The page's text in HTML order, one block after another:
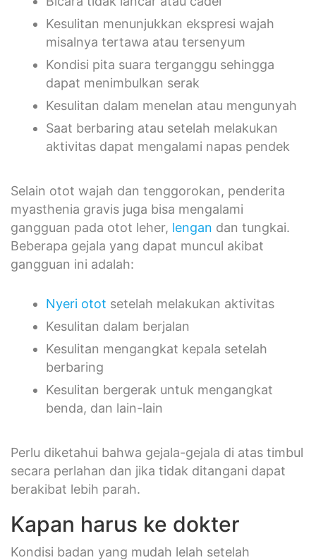
Kesulitan menunjukkan ekspresi wajah
misalnya tertawa atau tersenyum
Kondisi pita suara terganggu sehingga
dapat menimbulkan serak
Kesulitan dalam menelan atau mengunyah
Saat berbaring atau setelah melakukan
aktivitas dapat mengalami napas pendek
Selain otot wajah dan tenggorokan, penderita
myasthenia gravis juga bisa mengalami
gangguan pada otot leher, lengan dan tungkai.
Beberapa gejala yang dapat muncul akibat
gangguan ini adalah:
Nyeri otot setelah melakukan aktivitas
Kesulitan dalam berjalan
Kesulitan mengangkat kepala setelah
berbaring
Kesulitan bergerak untuk mengangkat
benda, dan lain-lain
Perlu diketahui bahwa gejala-gejala di atas timbul
secara perlahan dan jika tidak ditangani dapat
berakibat lebih parah.
Kapan harus ke dokter
Kondisi badan yang mudah lelah setelah